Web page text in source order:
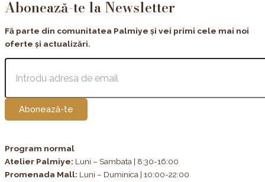
Abonează-te la Newsletter
Fă parte din comunitatea Palmiye și vei primi cele mai noi
oferte și actualizări.
Abonează-te
Program normal
Atelier Palmiye: Luni – Sambata | 8:30-16:00
Promenada Mall: Luni – Duminica | 10:00-22:00